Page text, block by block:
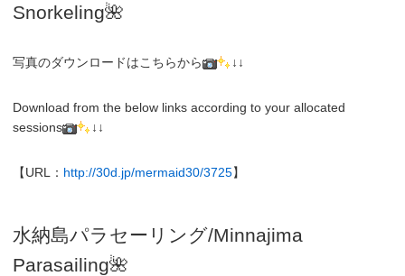
Snorkeling🌺
写真のダウンロードはこちらから ↓↓
Download from the below links according to your allocated
sessions
↓↓
【URL： http://30d.jp/mermaid30/3725】
水納島パラセーリング/Minnajima
Parasailing🌺